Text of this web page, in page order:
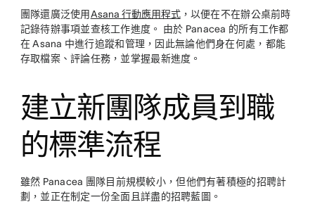
團隊還廣泛使用Asana 行動應用程式，以便在不在辦公桌前時
記錄待辦事項並查核工作進度。 由於 Panacea 的所有工作都
在 Asana 中進行追蹤和管理，因此無論他們身在何處，都能
存取檔案、評論任務，並掌握最新進度。
建立新團隊成員到職
的標準流程
雖然 Panacea 團隊目前規模較小，但他們有著積極的招聘計
劃，並正在制定一份全面且詳盡的招聘藍圖。